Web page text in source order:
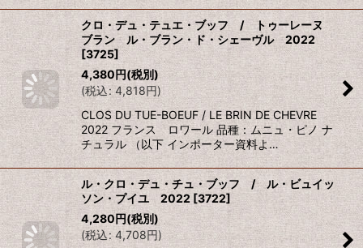
クロ・デュ・テュエ・ブッフ / トゥーレーヌ
ブラン ル・ブラン・ド・シェーヴル 2022
[3725]
4,380円(税別)
(税込: 4,818円)
CLOS DU TUE-BOEUF / LE BRIN DE CHEVRE
2022 フランス ロワール 品種：ムニュ・ピノ ナ
チュラル （以下 インポーター資料よ…
ル・クロ・デュ・チュ・ブッフ / ル・ビュイッ
ソン・プイユ 2022 [3722]
4,280円(税別)
(税込: 4,708円)